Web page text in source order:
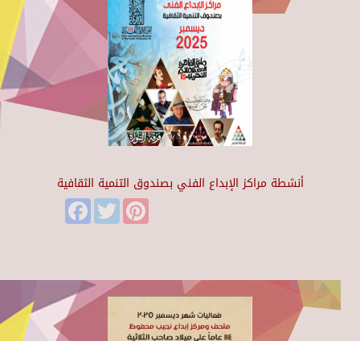
أنشطة مراكز الإبداع الفني بصندوق التنمية الثقافية
FacebookTwitter